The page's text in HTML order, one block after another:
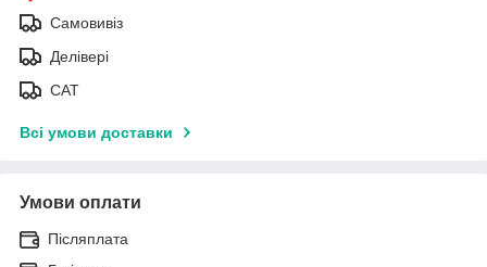
Самовивіз
Делівері
САТ
Всі умови доставки
Умови оплати
Післяплата